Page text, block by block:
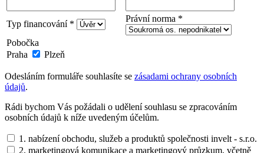
Typ financování *
Právní norma *
Pobočka
Praha
Plzeň
Odesláním formuláře souhlasíte se zásadami ochrany osobních
údajů.
Rádi bychom Vás požádali o udělení souhlasu se zpracováním
osobních údajů k níže uvedeným účelům.
1. nabízení obchodu, služeb a produktů společnosti invelt - s.r.o.
2. marketingová komunikace a marketingový průzkum, včetně